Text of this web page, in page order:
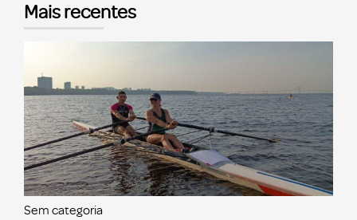
Mais recentes
Sem categoria